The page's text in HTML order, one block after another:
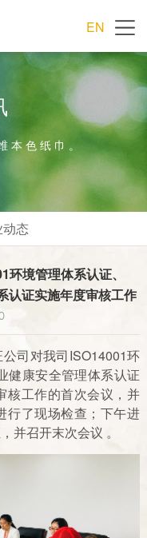
EN
本色纸巾。
态
境管理体系认证、
认证实施年度审核工作
司对我司ISO14001环
健康安全管理体系认证
核工作的首次会议，并
行了现场检查；下午进
并召开末次会议 。